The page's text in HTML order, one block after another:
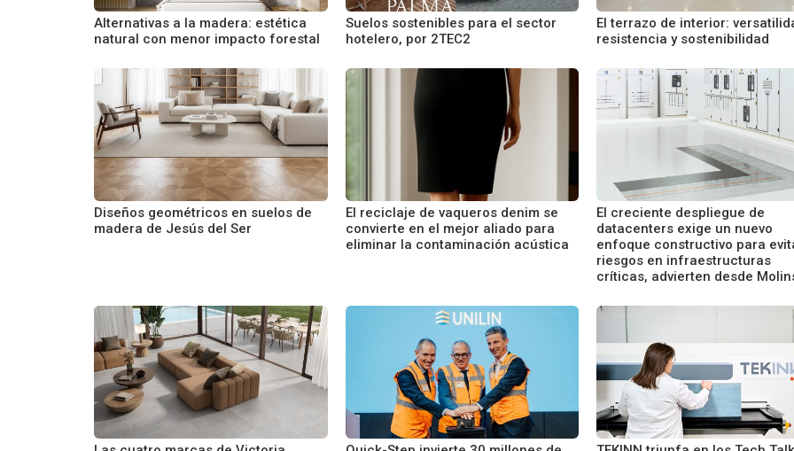
Alternativas a la madera: estética
natural con menor impacto forestal
Suelos sostenibles para el sector
hotelero, por 2TEC2
El terrazo de interior:
resistencia y sostenibilidad
Diseños geométricos en suelos de
madera de Jesús del Ser
El reciclaje de vaqueros denim se
convierte en el mejor aliado para
eliminar la contaminación acústica
El creciente despliegue de
datacenters exige un nuevo
enfoque constructivo para
riesgos en infraestructuras
críticas, advierten desde